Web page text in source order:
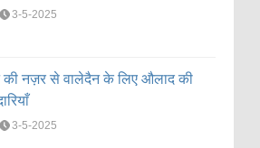
3-5-2025
की नज़र से वालेदैन के लिए औलाद की
3-5-2025